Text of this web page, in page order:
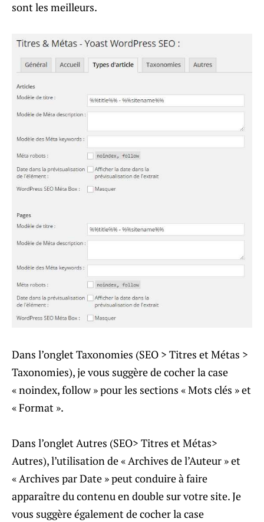
sont les meilleurs.
Dans l’onglet Taxonomies (SEO > Titres et Métas >
Taxonomies), je vous suggère de cocher la case
« noindex, follow » pour les sections « Mots clés » et
« Format ».
Dans l’onglet Autres (SEO> Titres et Métas>
Autres), l’utilisation de « Archives de l’Auteur » et
« Archives par Date » peut conduire à faire
apparaître du contenu en double sur votre site. Je
vous suggère également de cocher la case